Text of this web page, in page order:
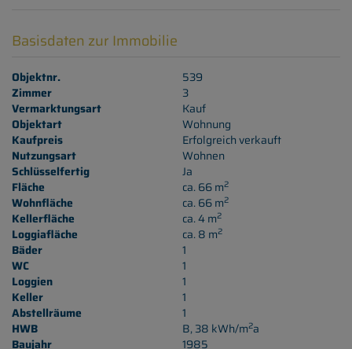
Basisdaten zur Immobilie
Objektnr.
539
Zimmer
3
Vermarktungsart
Kauf
Objektart
Wohnung
Kaufpreis
Erfolgreich verkauft
Nutzungsart
Wohnen
Schlüsselfertig
Ja
Fläche
ca. 66 m2
Wohnfläche ca. 66 m2
Kellerfläche ca. 4 m2
Loggiafläche ca. 8 m2
Bäder
1
WC
1
Loggien
1
Keller
1
Abstellräume
1
HWB
B, 38 kWh/m2a
Baujahr
1985